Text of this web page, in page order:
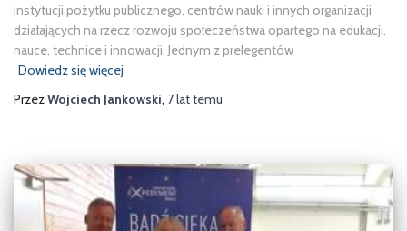
instytucji pożytku publicznego, centrów nauki i innych organizacji
działających na rzecz rozwoju społeczeństwa opartego na edukacji,
nauce, technice i innowacji. Jednym z prelegentów
Dowiedz się więcej
PrzezWojciech Jankowski, 7 lattemu